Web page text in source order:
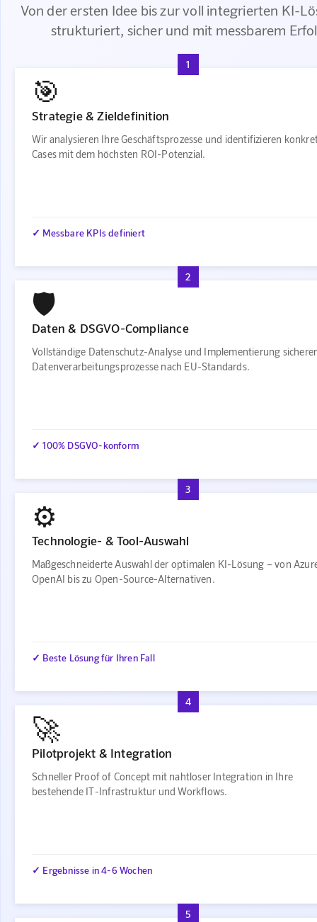
Von der ersten Idee bis zur voll integrierten KI-
strukturiert, sicher und mit messbarem
1
🎯
Strategie & Zieldefinition
Wir analysieren Ihre Geschäftsprozesse und identifizieren
Cases mit dem höchsten ROI-Potenzial.
✓ Messbare KPIs definiert
2
🛡️
Daten & DSGVO-Compliance
Vollständige Datenschutz-Analyse und Implementierung sicherer
Datenverarbeitungsprozesse nach EU-Standards.
✓ 100% DSGVO-konform
3
⚙️
Technologie- & Tool-Auswahl
Maßgeschneiderte Auswahl der optimalen KI-Lösung – von
OpenAI bis zu Open-Source-Alternativen.
✓ Beste Lösung für Ihren Fall
4
🚀
Pilotprojekt & Integration
Schneller Proof of Concept mit nahtloser Integration in Ihre
bestehende IT-Infrastruktur und Workflows.
✓ Ergebnisse in 4-6 Wochen
5